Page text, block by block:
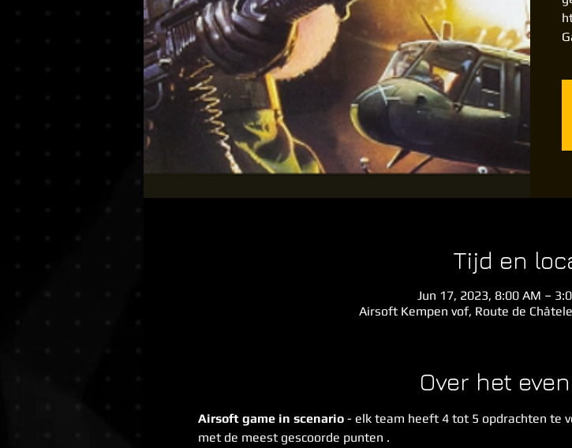
Tijd en
Jun 17, 2023, 8:00 AM –
Airsoft Kempen vof, Route de
Over het
Airsoft game in scenario - elk team heeft 4 tot 5 opdrachten te
met de meest gescoorde punten .